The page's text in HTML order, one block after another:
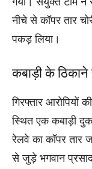
नीचे से कॉपर तार
पकड़ लिया।
कबाड़ी के ठिकाने
गिरफ्तार आरोपियों
स्थित एक कबाड़ी
रेलवे का कॉपर तार
से जुड़े भगवान प्रसाद